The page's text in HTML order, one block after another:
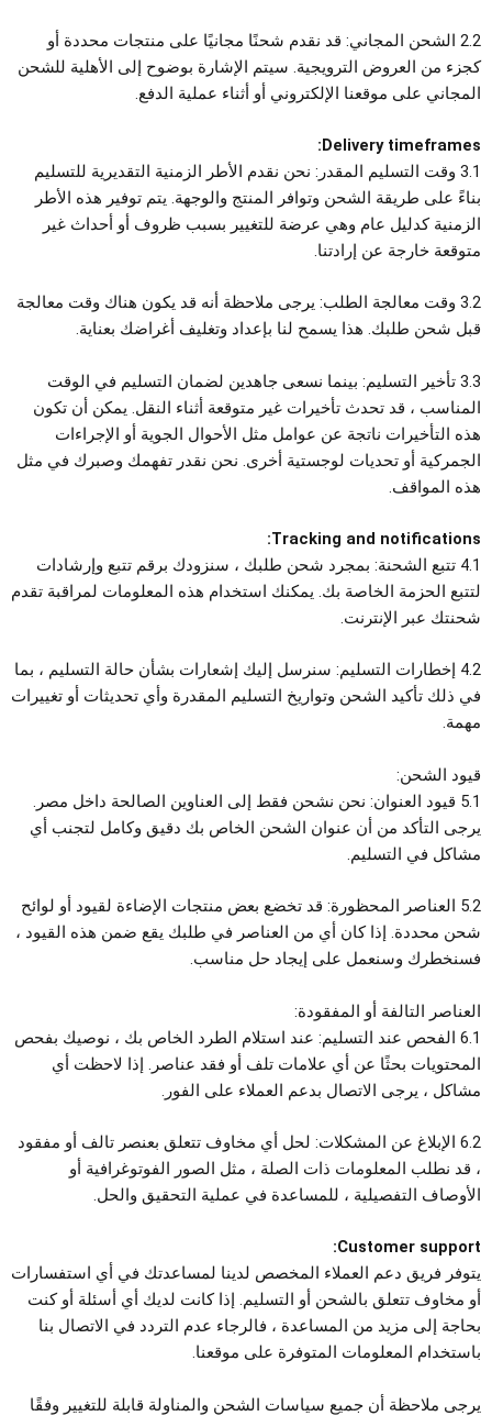
2.2 الشحن المجاني: قد نقدم شحنًا مجانيًا على منتجات محددة أو
كجزء من العروض الترويجية. سيتم الإشارة بوضوح إلى الأهلية للشحن
المجاني على موقعنا الإلكتروني أو أثناء عملية الدفع.
Delivery timeframes:
3.1 وقت التسليم المقدر: نحن نقدم الأطر الزمنية التقديرية للتسليم
بناءً على طريقة الشحن وتوافر المنتج والوجهة. يتم توفير هذه الأطر
الزمنية كدليل عام وهي عرضة للتغيير بسبب ظروف أو أحداث غير
متوقعة خارجة عن إرادتنا.
3.2 وقت معالجة الطلب: يرجى ملاحظة أنه قد يكون هناك وقت معالجة
قبل شحن طلبك. هذا يسمح لنا بإعداد وتغليف أغراضك بعناية.
3.3 تأخير التسليم: بينما نسعى جاهدين لضمان التسليم في الوقت
المناسب ، قد تحدث تأخيرات غير متوقعة أثناء النقل. يمكن أن تكون
هذه التأخيرات ناتجة عن عوامل مثل الأحوال الجوية أو الإجراءات
الجمركية أو تحديات لوجستية أخرى. نحن نقدر تفهمك وصبرك في مثل
هذه المواقف.
Tracking and notifications:
4.1 تتبع الشحنة: بمجرد شحن طلبك ، سنزودك برقم تتبع وإرشادات
لتتبع الحزمة الخاصة بك. يمكنك استخدام هذه المعلومات لمراقبة تقدم
شحنتك عبر الإنترنت.
4.2 إخطارات التسليم: سنرسل إليك إشعارات بشأن حالة التسليم ، بما
في ذلك تأكيد الشحن وتواريخ التسليم المقدرة وأي تحديثات أو تغييرات
مهمة.
قيود الشحن:
5.1 قيود العنوان: نحن نشحن فقط إلى العناوين الصالحة داخل مصر.
يرجى التأكد من أن عنوان الشحن الخاص بك دقيق وكامل لتجنب أي
مشاكل في التسليم.
5.2 العناصر المحظورة: قد تخضع بعض منتجات الإضاءة لقيود أو لوائح
شحن محددة. إذا كان أي من العناصر في طلبك يقع ضمن هذه القيود ،
فسنخطرك وسنعمل على إيجاد حل مناسب.
العناصر التالفة أو المفقودة:
6.1 الفحص عند التسليم: عند استلام الطرد الخاص بك ، نوصيك بفحص
المحتويات بحثًا عن أي علامات تلف أو فقد عناصر. إذا لاحظت أي
مشاكل ، يرجى الاتصال بدعم العملاء على الفور.
6.2 الإبلاغ عن المشكلات: لحل أي مخاوف تتعلق بعنصر تالف أو مفقود
، قد نطلب المعلومات ذات الصلة ، مثل الصور الفوتوغرافية أو
الأوصاف التفصيلية ، للمساعدة في عملية التحقيق والحل.
Customer support:
يتوفر فريق دعم العملاء المخصص لدينا لمساعدتك في أي استفسارات
أو مخاوف تتعلق بالشحن أو التسليم. إذا كانت لديك أي أسئلة أو كنت
بحاجة إلى مزيد من المساعدة ، فالرجاء عدم التردد في الاتصال بنا
باستخدام المعلومات المتوفرة على موقعنا.
يرجى ملاحظة أن جميع سياسات الشحن والمناولة قابلة للتغيير وفقًا